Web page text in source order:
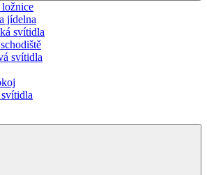
jídelna
svítidla
svítidla